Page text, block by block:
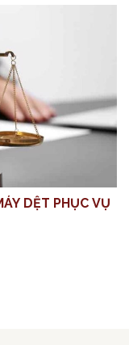
DỆT PHỤC VỤ